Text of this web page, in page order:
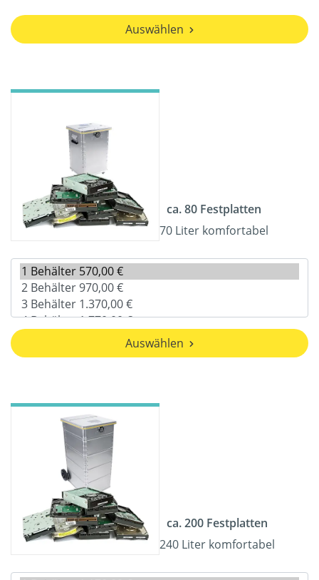
Auswählen
ca. 80 Festplatten
70 Liter komfortabel
Auswählen
ca. 200 Festplatten
240 Liter komfortabel